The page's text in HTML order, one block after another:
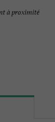
à proximité